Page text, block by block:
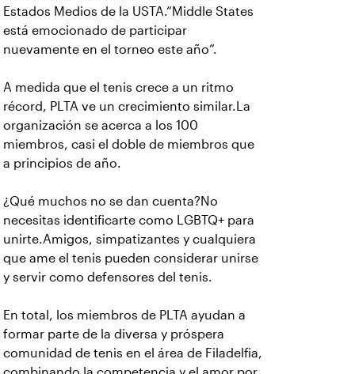
Estados Medios de la USTA.“Middle States
está emocionado de participar
nuevamente en el torneo este año”.
A medida que el tenis crece a un ritmo
récord, PLTA ve un crecimiento similar.La
organización se acerca a los 100
miembros, casi el doble de miembros que
a principios de año.
¿Qué muchos no se dan cuenta?No
necesitas identificarte como LGBTQ+ para
unirte.Amigos, simpatizantes y cualquiera
que ame el tenis pueden considerar unirse
y servir como defensores del tenis.
En total, los miembros de PLTA ayudan a
formar parte de la diversa y próspera
comunidad de tenis en el área de Filadelfia,